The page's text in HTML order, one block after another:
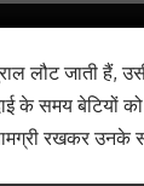
जाती हैं, उसी
के समय बेटियों
रखकर उनके